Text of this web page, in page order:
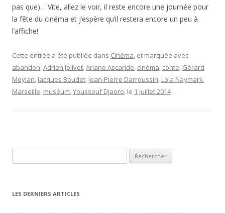
pas que)… Vite, allez le voir, il reste encore une journée pour
la fête du cinéma et j’espère qu’il restera encore un peu à
l’affiche!
Cette entrée a été publiée dans Cinéma, et marquée avec
abandon,Adrien Jolivet,Ariane Ascaride, cinéma, conte, Gérard
Meylan, Jacques Boudet, Jean-Pierre Darroussin, Lola Naymark,
Marseille, muséum,Youssouf Djaoro, le 1 juillet 2014 .
LES DERNIERS ARTICLES